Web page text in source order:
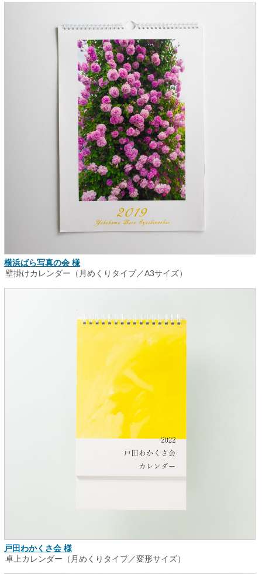
横浜ばら写真の会 様
壁掛けカレンダー（月めくりタイプ／A3サイズ）
戸田わかくさ会 様
卓上カレンダー（月めくりタイプ／変形サイズ）